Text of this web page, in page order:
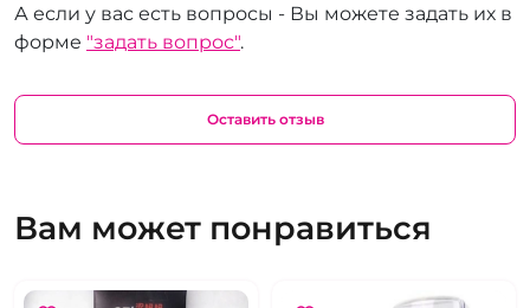
А если у вас есть вопросы - Вы можете задать их в
форме "задать вопрос".
Оставить отзыв
Вам может понравиться